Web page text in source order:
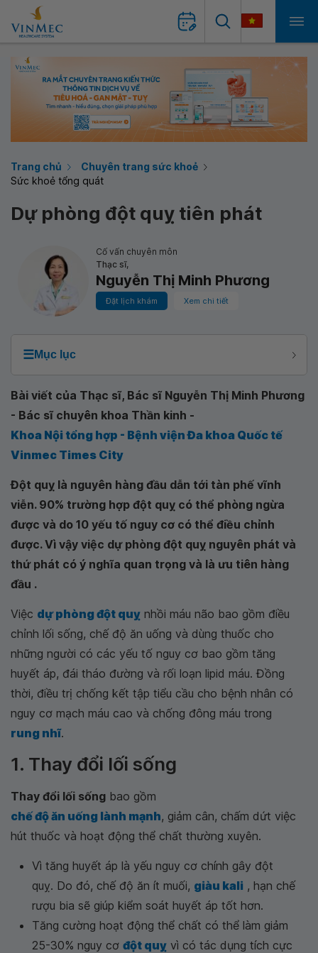
Trang chủ
Chuyên trang sức khoẻ
Sức khoẻ tổng quát
Dự phòng đột quỵ tiên phát
Cố vấn chuyên môn
Thạc sĩ,
Nguyễn Thị Minh Phương
Đặt lịch khám Xem chi tiết
☰Mục lục
Bài viết của Thạc sĩ, Bác sĩ Nguyễn Thị Minh Phương
- Bác sĩ chuyên khoa Thần kinh -
Khoa Nội tổng hợp - Bệnh viện Đa khoa Quốc tế
Vinmec Times City
Đột quỵ là nguyên hàng đầu dẫn tới tàn phế vĩnh
viễn. 90% trường hợp đột quỵ có thể phòng ngừa
được và do 10 yếu tố nguy cơ có thể điều chỉnh
được. Vì vậy việc dự phòng đột quỵ nguyên phát và
thứ phát có ý nghĩa quan trọng và là ưu tiên hàng
đầu .
Việc dự phòng đột quỵ nhồi máu não bao gồm điều
chỉnh lối sống, chế độ ăn uống và dùng thuốc cho
những người có các yếu tố nguy cơ bao gồm tăng
huyết áp, đái tháo đường và rối loạn lipid máu. Đồng
thời, điều trị chống kết tập tiểu cầu cho bệnh nhân có
nguy cơ mạch máu cao và chống đông máu trong
rung nhĩ.
1. Thay đổi lối sống
Thay đổi lối sống bao gồm
chế độ ăn uống lành mạnh, giảm cân, chấm dứt việc
hút thuốc và hoạt động thể chất thường xuyên.
Vì tăng huyết áp là yếu nguy cơ chính gây đột
quỵ. Do đó, chế độ ăn ít muối, giàu kali , hạn chế
rượu bia sẽ giúp kiểm soát huyết áp tốt hơn.
Tăng cường hoạt động thể chất có thể làm giảm
25-30% nguy cơ đột quỵ vì có tác dụng tích cực